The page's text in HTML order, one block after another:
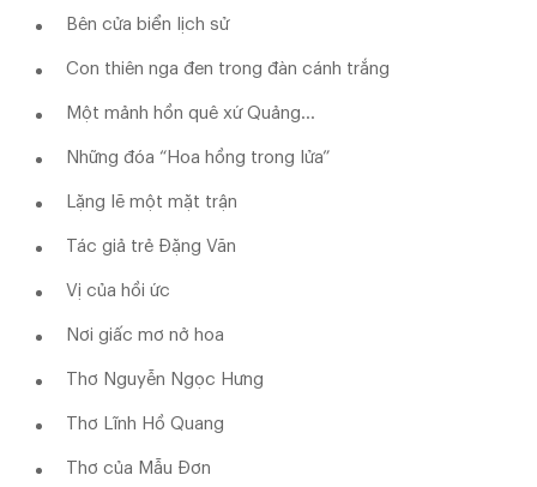
Bên cửa biển lịch sử
Con thiên nga đen trong đàn cánh trắng
Một mảnh hồn quê xứ Quảng...
Những đóa “Hoa hồng trong lửa”
Lặng lẽ một mặt trận
Tác giả trẻ Đặng Văn
Vị của hồi ức
Nơi giấc mơ nở hoa
Thơ Nguyễn Ngọc Hưng
Thơ Lĩnh Hồ Quang
Thơ của Mẫu Đơn